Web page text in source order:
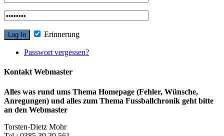
Erinnerung
Passwort vergessen?
Kontakt Webmaster
Alles was rund ums Thema Homepage (Fehler, Wünsche,
Anregungen) und alles zum Thema Fussballchronik geht bitte
an den Webmaster
Torsten-Dietz Mohr